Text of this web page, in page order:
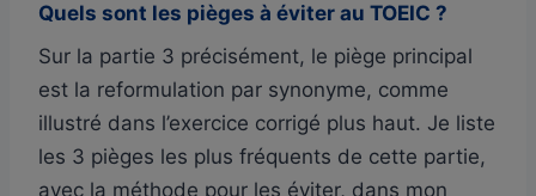
Quels sont les pièges à éviter au TOEIC ?
Sur la partie 3 précisément, le piège principal
est la reformulation par synonyme, comme
illustré dans l’exercice corrigé plus haut. Je liste
les 3 pièges les plus fréquents de cette partie,
avec la méthode pour les éviter, dans mon